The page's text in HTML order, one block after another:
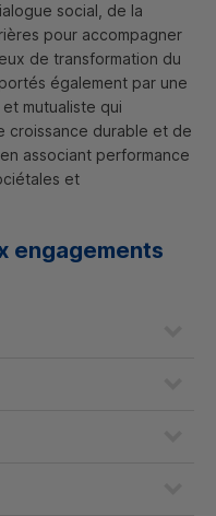
social, de la
pour accompagner
de transformation du
également par une
mutualiste qui
croissance durable et de
associant performance
et
engagements